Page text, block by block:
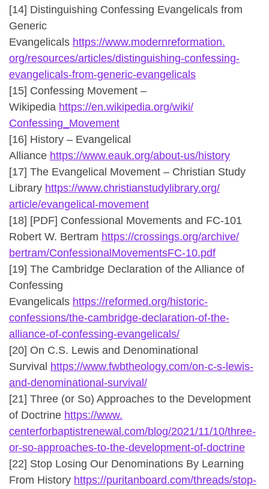
[14] Distinguishing Confessing Evangelicals from
Generic
Evangelicals https://www.modernreformation.
org/resources/articles/distinguishing-confessing-
evangelicals-from-generic-evangelicals
[15] Confessing Movement –
Wikipedia https://en.wikipedia.org/wiki/
Confessing_Movement
[16] History – Evangelical
Alliance https://www.eauk.org/about-us/history
[17] The Evangelical Movement – Christian Study
Library https://www.christianstudylibrary.org/
article/evangelical-movement
[18] [PDF] Confessional Movements and FC-101
Robert W. Bertram https://crossings.org/archive/
bertram/ConfessionalMovementsFC-10.pdf
[19] The Cambridge Declaration of the Alliance of
Confessing
Evangelicals https://reformed.org/historic-
confessions/the-cambridge-declaration-of-the-
alliance-of-confessing-evangelicals/
[20] On C.S. Lewis and Denominational
Survival https://www.fwbtheology.com/on-c-s-lewis-
and-denominational-survival/
[21] Three (or So) Approaches to the Development
of Doctrine https://www.
centerforbaptistrenewal.com/blog/2021/11/10/three-
or-so-approaches-to-the-development-of-doctrine
[22] Stop Losing Our Denominations By Learning
From History https://puritanboard.com/threads/stop-